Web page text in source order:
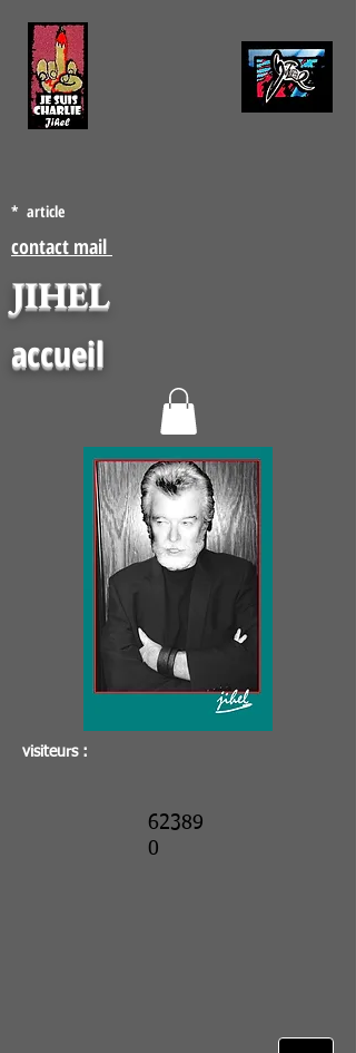
* article
contact mail
JIHEL
accueil
visiteurs :
62389
0